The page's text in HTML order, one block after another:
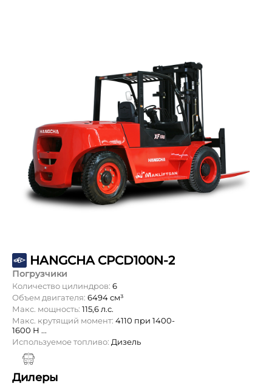
HANGCHA CPCD100N-2
Погрузчики
Количество цилиндров: 6
Объем двигателя: 6494 см³
Макс. мощность: 115,6 л.с.
Макс. крутящий момент: 4110 при 1400-
1600 Н ...
Используемое топливо: Дизель
Дилеры